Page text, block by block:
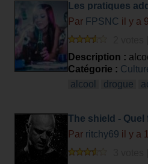
Les pratiques
Par FPSNC il y a
Description :
Catégorie :
alcool
drogue
The shield -
Par ritchy69 il y a